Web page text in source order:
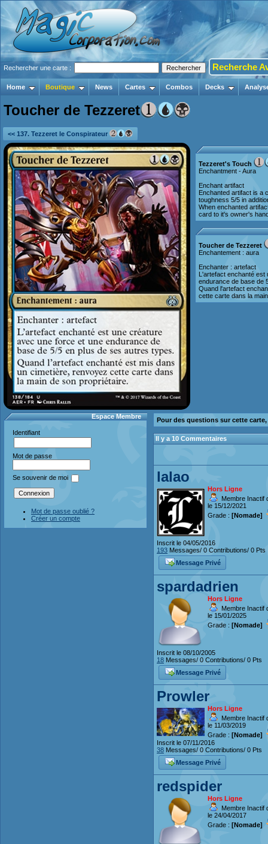
Rechercher une carte : Recherche
Home Boutique News Cartes Combos Decks
Toucher de Tezzeret
<< 137. Tezzeret le Conspirateur
Tezzeret's Touch
Enchantment - Aura
Enchant artifact
Enchanted artifact is a
toughness 5/5 in
When enchanted
card to it's owner's
Toucher de Tezzeret
Enchantement : aura
Enchanter : artefact
L'artefact enchanté est
endurance de base de
Quand l'artefact
cette carte dans la
Espace Membre
Identifiant
Mot de passe
Se souvenir de moi
Mot de passe oublié ?
Créer un compte
Pour des questions sur cette
Il y a 10 Commentaires
lalao
Hors Ligne
Membre Inactif
le 15/12/2021
Grade : [Nomade]
Inscrit le 04/05/2016
193 Messages/ 0 Contributions/ 0 Pts
Message Privé
spardadrien
Hors Ligne
Membre Inactif
le 15/01/2025
Grade : [Nomade]
Inscrit le 08/10/2005
18 Messages/ 0 Contributions/ 0 Pts
Message Privé
Prowler
Hors Ligne
Membre Inactif
le 11/03/2019
Grade : [Nomade]
Inscrit le 07/11/2016
38 Messages/ 0 Contributions/ 0 Pts
Message Privé
redspider
Hors Ligne
Membre Inactif
le 24/04/2017
Grade : [Nomade]